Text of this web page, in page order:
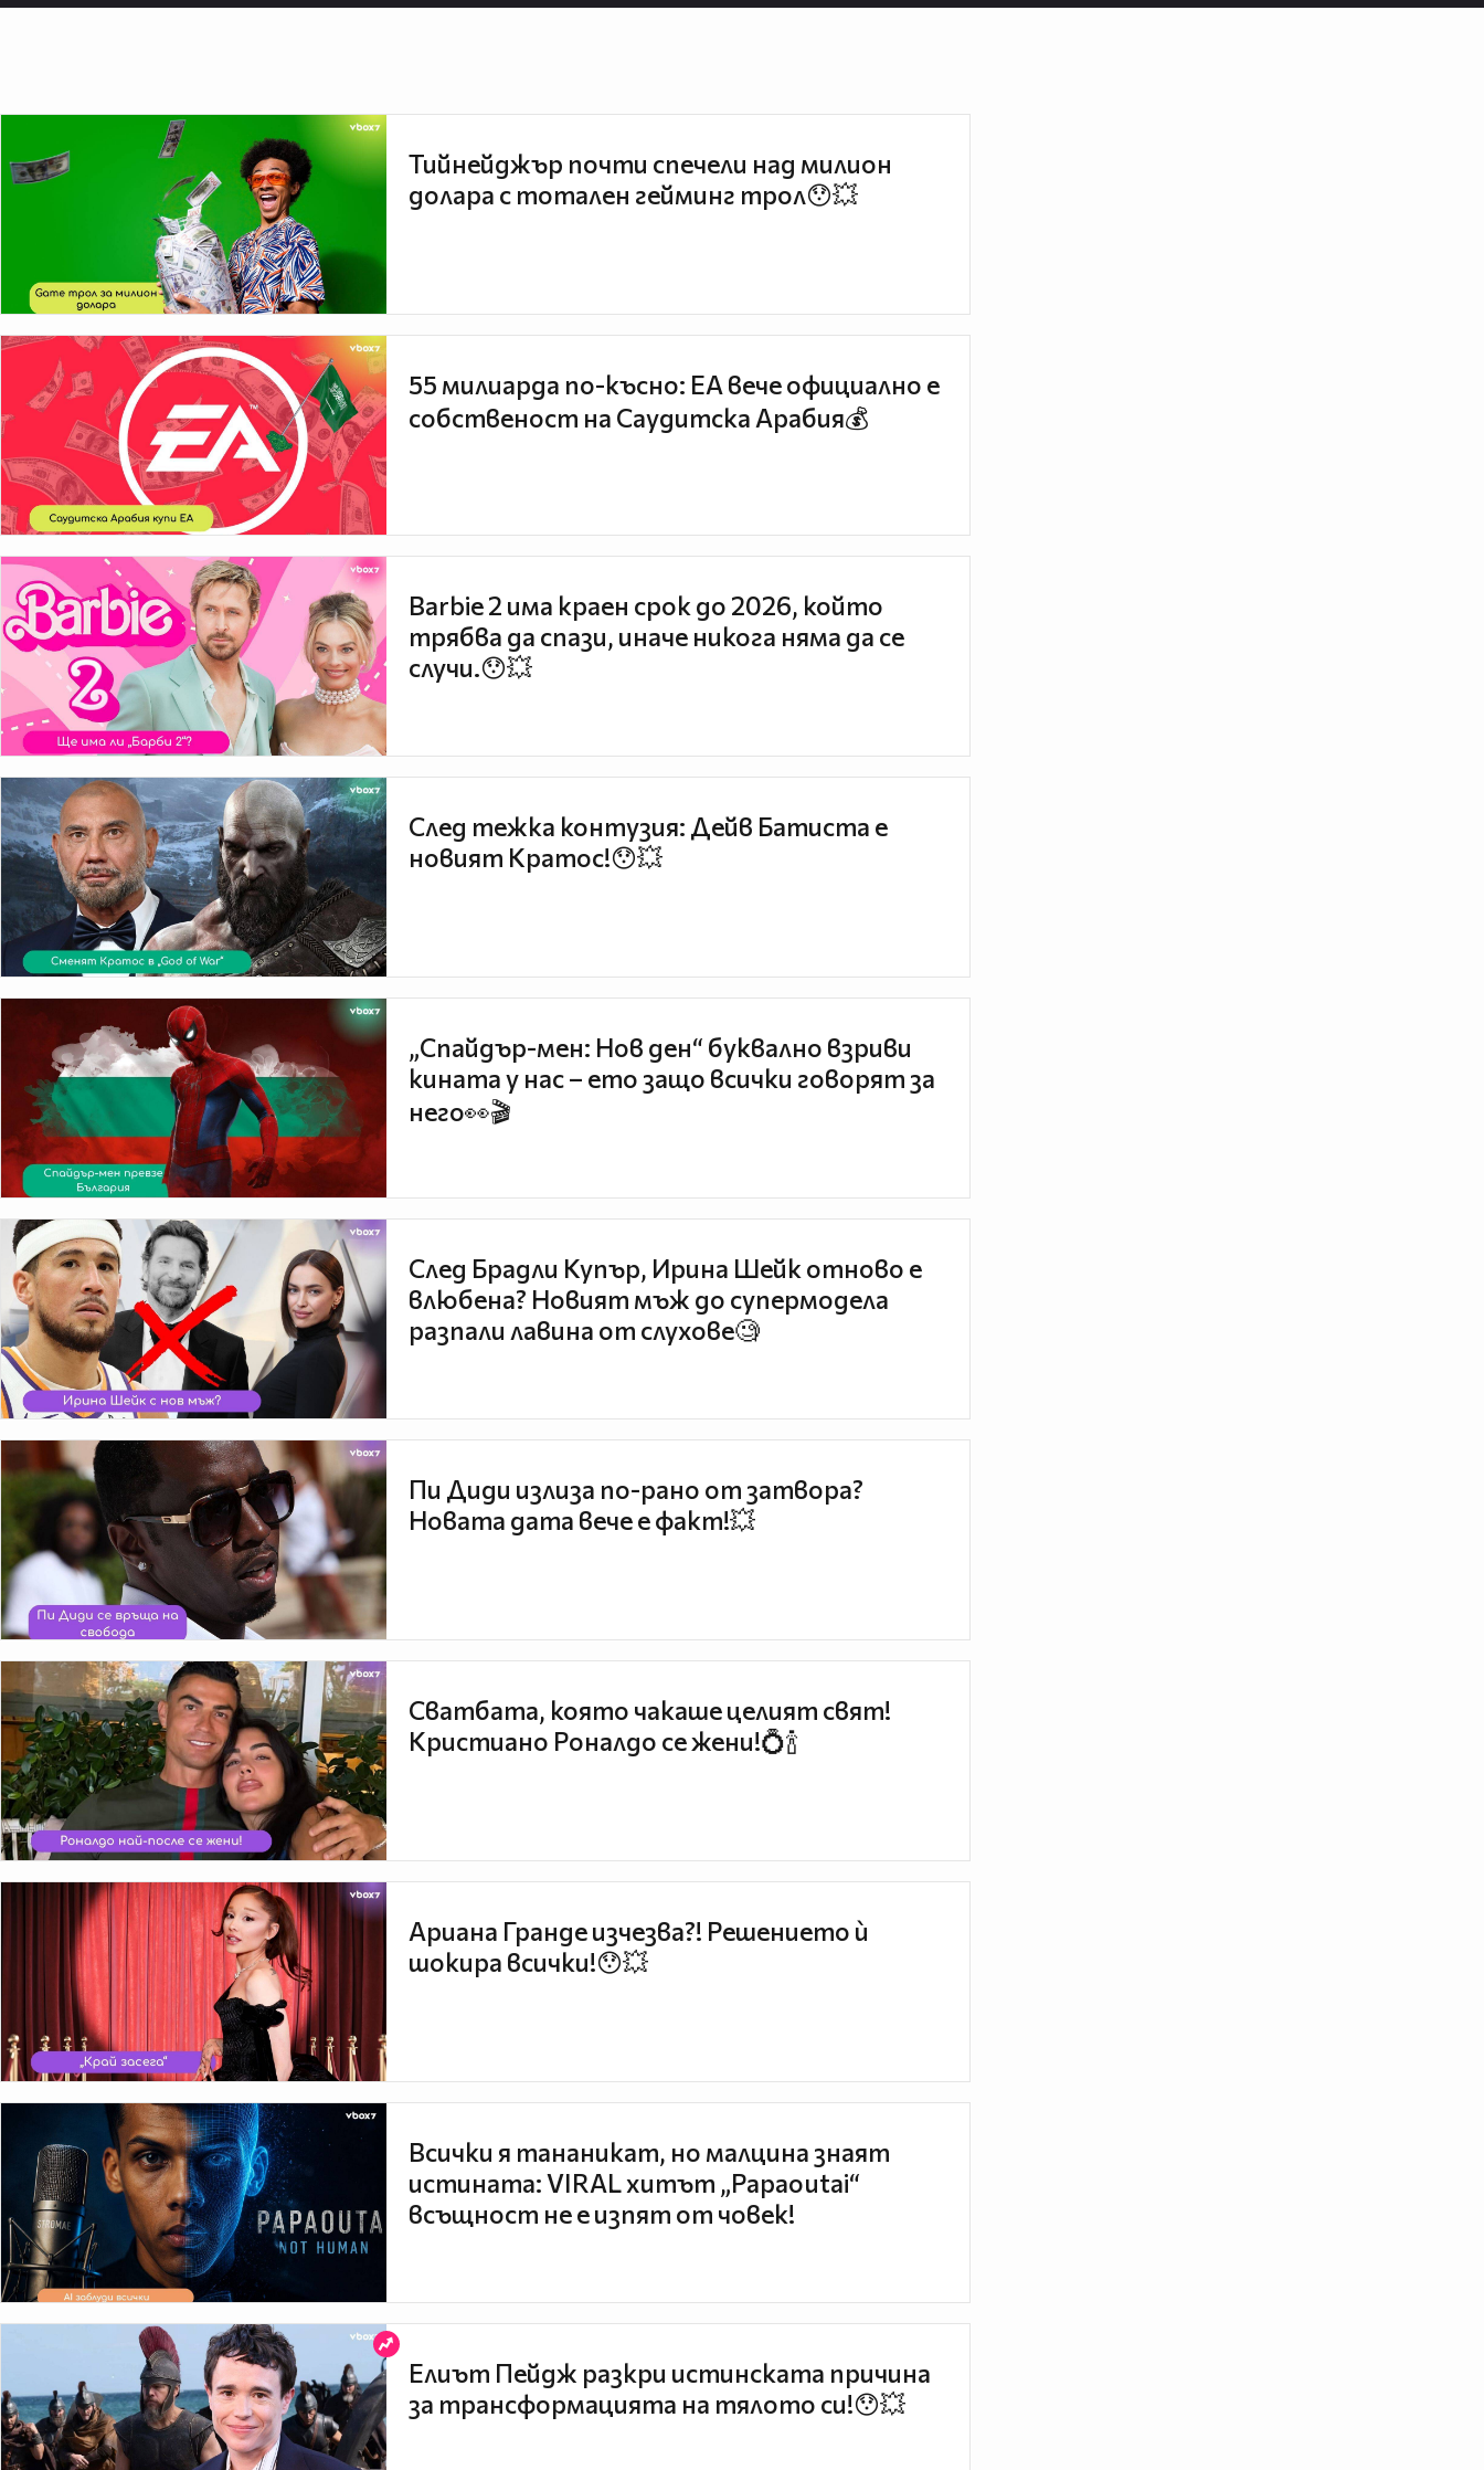
Тийнейджър почти спечели над милион
долара с тотален гейминг трол😯💥
55 милиарда по-късно: EA вече официално е
собственост на Саудитска Арабия💰
Barbie 2 има краен срок до 2026, който
трябва да спази, иначе никога няма да се
случи.😯💥
След тежка контузия: Дейв Батиста е
новият Кратос!😯💥
„Спайдър-мен: Нов ден“ буквално взриви
кината у нас – ето защо всички говорят за
него👀🎬
След Брадли Купър, Ирина Шейк отново е
влюбена? Новият мъж до супермодела
разпали лавина от слухове🧐
Пи Диди излиза по-рано от затвора?
Новата дата вече е факт!💥
Сватбата, която чакаше целият свят!
Кристиано Роналдо се жени!💍🍾
Ариана Гранде изчезва?! Решението ѝ
шокира всички!😯💥
Всички я тананикат, но малцина знаят
истината: VIRAL хитът „Papaoutai“
всъщност не е изпят от човек!
Елиът Пейдж разкри истинската причина
за трансформацията на тялото си!😯💥